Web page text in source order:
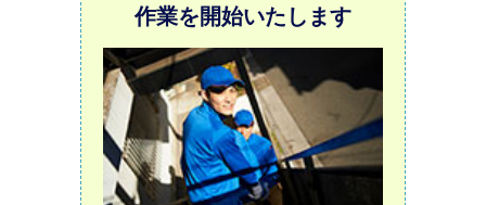
作業を開始いたします